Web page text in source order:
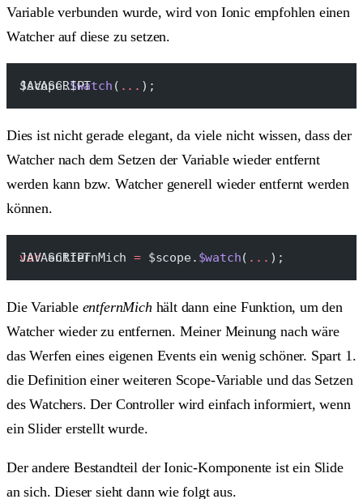
Variable verbunden wurde, wird von Ionic empfohlen einen
Watcher auf diese zu setzen.
$scope.$watch ( ... );
Dies ist nicht gerade elegant, da viele nicht wissen, dass der
Watcher nach dem Setzen der Variable wieder entfernt
werden kann bzw. Watcher generell wieder entfernt werden
können.
var entfernMich = $scope. $watch( ... );
Die Variable entfernMich hält dann eine Funktion, um den
Watcher wieder zu entfernen. Meiner Meinung nach wäre
das Werfen eines eigenen Events ein wenig schöner. Spart 1.
die Definition einer weiteren Scope-Variable und das Setzen
des Watchers. Der Controller wird einfach informiert, wenn
ein Slider erstellt wurde.
Der andere Bestandteil der Ionic-Komponente ist ein Slide
an sich. Dieser sieht dann wie folgt aus.